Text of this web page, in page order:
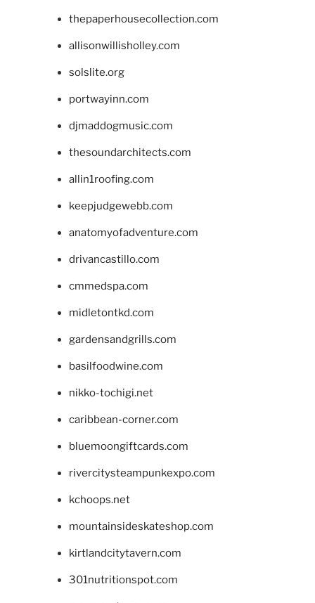
thepaperhousecollection.com
allisonwillisholley.com
solslite.org
portwayinn.com
djmaddogmusic.com
thesoundarchitects.com
allin1roofing.com
keepjudgewebb.com
anatomyofadventure.com
drivancastillo.com
cmmedspa.com
midletontkd.com
gardensandgrills.com
basilfoodwine.com
nikko-tochigi.net
caribbean-corner.com
bluemoongiftcards.com
rivercitysteampunkexpo.com
kchoops.net
mountainsideskateshop.com
kirtlandcitytavern.com
301nutritionspot.com